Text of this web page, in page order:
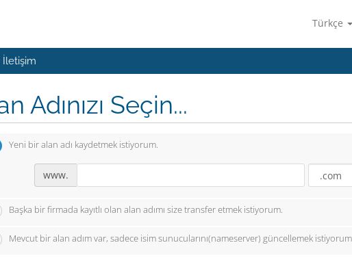
Türkçe
İletişim
Adınızı Seçin...
Yeni bir alan adı kaydetmek istiyorum.
www.
Başka bir firmada kayıtlı olan alan adımı size transfer etmek istiyorum.
Mevcut bir alan adım var, sadece isim sunucularını(nameserver) güncellemek